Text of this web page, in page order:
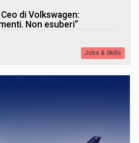
Ceo di Volkswagen:
Non esuberi”
Jobs & Skills